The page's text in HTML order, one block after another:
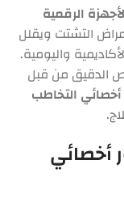
الرقمية
التشتت ويقلل
واليومية.
الدقيق من قبل
أخصائي التخاطب
أخصائي